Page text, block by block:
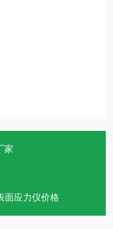
家
面应力仪价格